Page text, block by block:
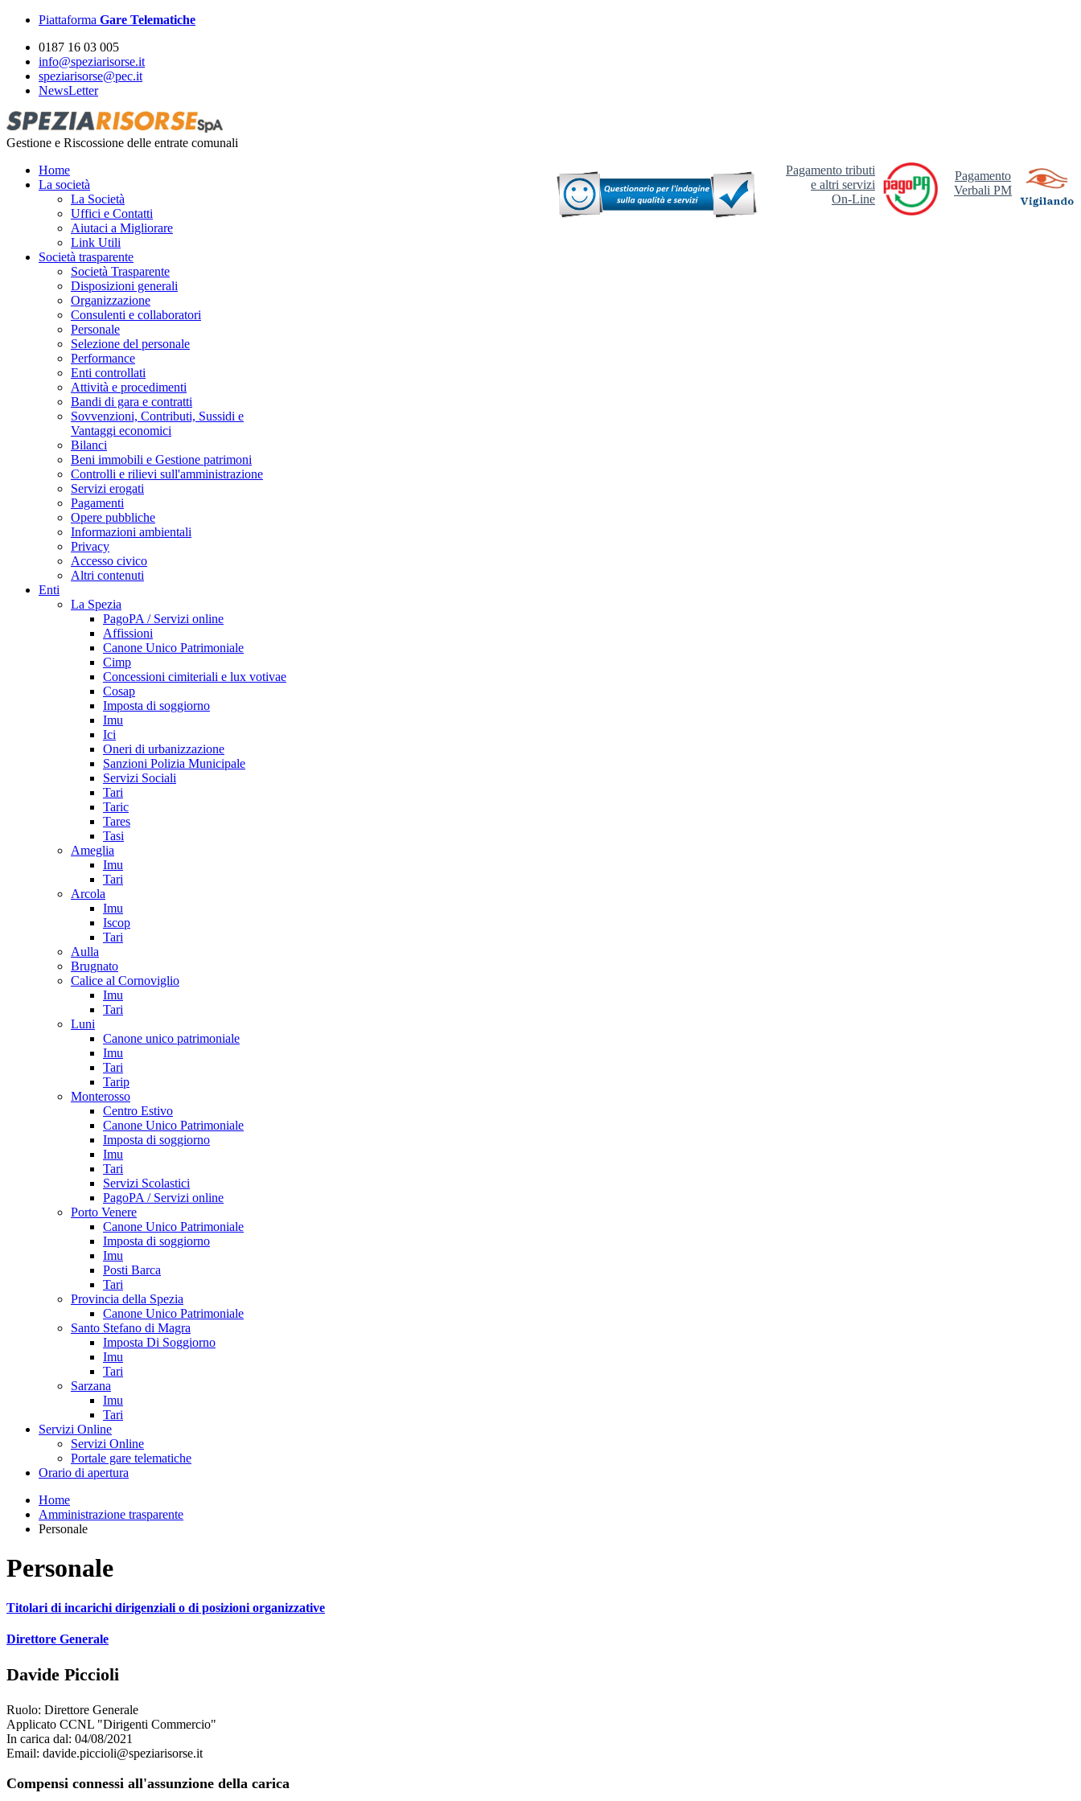
Piattaforma Gare Telematiche
0187 16 03 005
info@speziarisorse.it
speziarisorse@pec.it
NewsLetter
Gestione e Riscossione delle entrate comunali
Pagamento
Verbali PM
Pagamento tributi
e altri servizi
On-Line
Home
La società
La Società
Uffici e Contatti
Aiutaci a Migliorare
Link Utili
Società trasparente
Società Trasparente
Disposizioni generali
Organizzazione
Consulenti e collaboratori
Personale
Selezione del personale
Performance
Enti controllati
Attività e procedimenti
Bandi di gara e contratti
Sovvenzioni, Contributi, Sussidi e
Vantaggi economici
Bilanci
Beni immobili e Gestione patrimoni
Controlli e rilievi sull'amministrazione
Servizi erogati
Pagamenti
Opere pubbliche
Informazioni ambientali
Privacy
Accesso civico
Altri contenuti
Enti
La Spezia
PagoPA / Servizi online
Affissioni
Canone Unico Patrimoniale
Cimp
Concessioni cimiteriali e lux votivae
Cosap
Imposta di soggiorno
Imu
Ici
Oneri di urbanizzazione
Sanzioni Polizia Municipale
Servizi Sociali
Tari
Taric
Tares
Tasi
Ameglia
Imu
Tari
Arcola
Imu
Iscop
Tari
Aulla
Brugnato
Calice al Cornoviglio
Imu
Tari
Luni
Canone unico patrimoniale
Imu
Tari
Tarip
Monterosso
Centro Estivo
Canone Unico Patrimoniale
Imposta di soggiorno
Imu
Tari
Servizi Scolastici
PagoPA / Servizi online
Porto Venere
Canone Unico Patrimoniale
Imposta di soggiorno
Imu
Posti Barca
Tari
Provincia della Spezia
Canone Unico Patrimoniale
Santo Stefano di Magra
Imposta Di Soggiorno
Imu
Tari
Sarzana
Imu
Tari
Servizi Online
Servizi Online
Portale gare telematiche
Orario di apertura
Home
Amministrazione trasparente
Personale
Personale
Titolari di incarichi dirigenziali o di posizioni organizzative
Direttore Generale
Davide Piccioli
Ruolo: Direttore Generale
Applicato CCNL "Dirigenti Commercio"
In carica dal: 04/08/2021
Email: davide.piccioli@speziarisorse.it
Compensi connessi all'assunzione della carica